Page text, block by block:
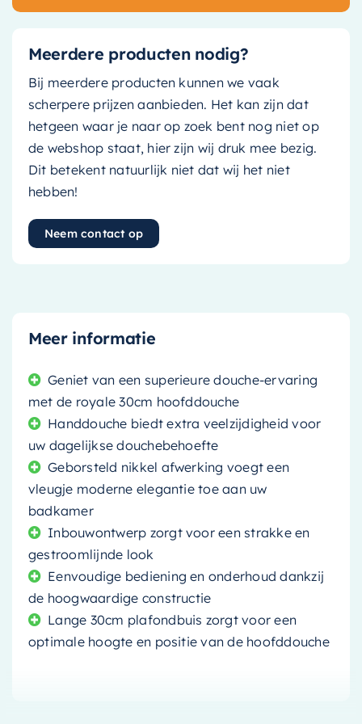
Meerdere producten nodig?
Bij meerdere producten kunnen we vaak
scherpere prijzen aanbieden. Het kan zijn dat
hetgeen waar je naar op zoek bent nog niet op
de webshop staat, hier zijn wij druk mee bezig.
Dit betekent natuurlijk niet dat wij het niet
hebben!
Neem contact op
Meer informatie
Geniet van een superieure douche-ervaring
met de royale 30cm hoofddouche
Handdouche biedt extra veelzijdigheid voor
uw dagelijkse douchebehoefte
Geborsteld nikkel afwerking voegt een
vleugje moderne elegantie toe aan uw
badkamer
Inbouwontwerp zorgt voor een strakke en
gestroomlijnde look
Eenvoudige bediening en onderhoud dankzij
de hoogwaardige constructie
Lange 30cm plafondbuis zorgt voor een
optimale hoogte en positie van de hoofddouche